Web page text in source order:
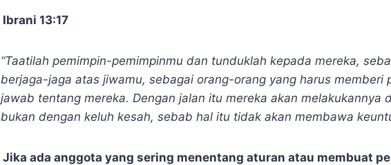
Ibrani 13:17
“Taatilah pemimpin-pemimpinmu dan tunduklah kepada mereka,
berjaga-jaga atas jiwamu, sebagai orang-orang yang harus memberi
jawab tentang mereka. Dengan jalan itu mereka akan melakukannya
bukan dengan keluh kesah, sebab hal itu tidak akan membawa
Jika ada anggota yang sering menentang aturan atau membuat